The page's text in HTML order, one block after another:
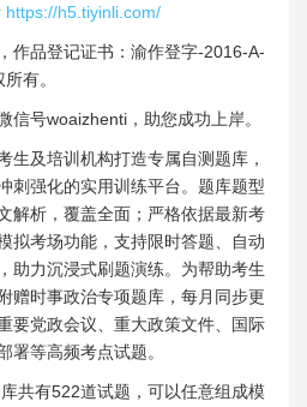
https://h5.tiyinli.com/
作品登记证书：渝作登字-2016-A-
有。
信号woaizhenti，助您成功上岸。
生及培训机构打造专属自测题库，
刺强化的实用训练平台。题库题型
解析，覆盖全面；严格依据最新考
拟考场功能，支持限时答题、自动
助力沉浸式刷题演练。为帮助考生
赠时事政治专项题库，每月同步更
要党政会议、重大政策文件、国际
署等高频考点试题。
共有522道试题，可以任意组成模